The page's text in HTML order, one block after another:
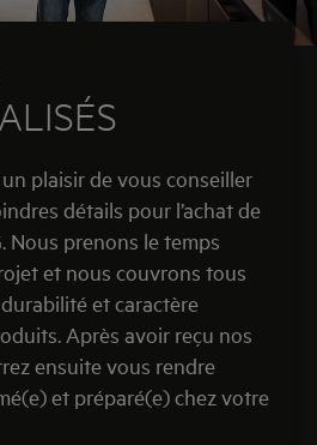
plaisir de vous conseiller
détails pour l’achat de
Nous prenons le temps
et nous couvrons tous
et caractère
Après avoir reçu nos
ensuite vous rendre
et préparé(e) chez votre